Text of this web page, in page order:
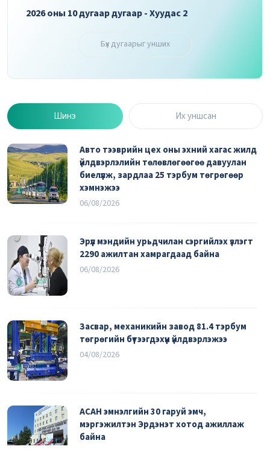
2026 оны 10 дугаар дугаар - Хуудас 3
Бүх дугаарыг унших
Шинэ Их уншсан
Авто тээврийн цех оны эхний хагас жилд
үйлдвэрлэлийн төлөвлөгөөгөө давуулан
биелүүлж, зардлаа 25 тэрбум төгрөгөөр
хэмнэжээ
06/08/2026
Эрүүл мэндийн урьдчилан сэргийлэх үзлэгт
2290 ажилтан хамрагдаад байна
06/08/2026
Засвар, механикийн завод 81.4 тэрбум
төгрөгийн бүтээгдэхүүн үйлдвэрлэжээ
04/08/2026
АСАН эмнэлгийн 30 гаруй эмч,
мэргэжилтэн Эрдэнэт хотод ажиллаж
байна